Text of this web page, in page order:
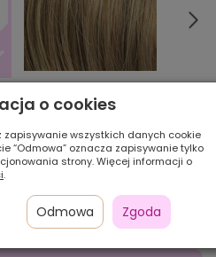
Ilość szt.:
1 550,00 zł
o cookies
zapisywanie wszystkich danych cookie
“Odmowa” oznacza zapisywanie tylko
strony. Więcej informacji o
.
Odmowa Zgoda